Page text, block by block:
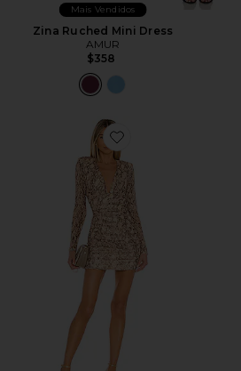
Mais Vendidos
Zina Ruched Mini Dress
AMUR
$358
Favorite x REVOLVE